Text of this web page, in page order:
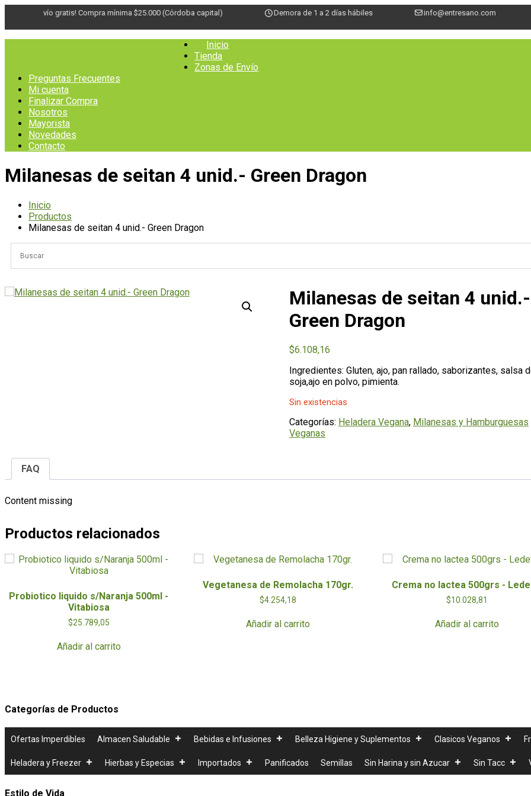
¡Envío gratis! Compra mínima $25.000 (Córdoba capital) Demora de 1 a 2 días hábiles info@entresano.com
Entresano
Inicio
Tienda
Zonas de Envío
Preguntas Frecuentes
Mi cuenta
Finalizar Compra
Nosotros
Mayorista
Novedades
Contacto
Milanesas de seitan 4 unid.- Green Dragon
Inicio
Productos
Milanesas de seitan 4 unid.- Green Dragon
Milanesas de seitan 4 unid.-
Green Dragon
$6.108,16
Ingredientes: Gluten, ajo, pan rallado, saborizantes, salsa
soja,ajo en polvo, pimienta.
Sin existencias
Categorías: Heladera Vegana, Milanesas y Hamburguesas
Veganas
FAQ
Content missing
Productos relacionados
Probiotico liquido s/Naranja 500ml -
Vitabiosa
$25.789,05
Añadir al carrito
Vegetanesa de Remolacha 170gr.
$4.254,18
Añadir al carrito
Crema no lactea 500grs -
$10.028,81
Añadir al carrito
Categorías de Productos
Ofertas Imperdibles Almacen Saludable Bebidas e Infusiones Belleza Higiene y Suplementos Clasicos Veganos
Heladera y Freezer Hierbas y Especias Importados Panificados Semillas Sin Harina y sin Azucar Sin Tacc
Estilo de Vida